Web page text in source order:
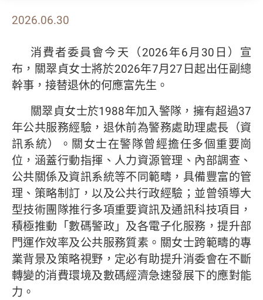
2026.06.30
消費者委員會今天（2026年6月30日）宣
布，關翠貞女士將於2026年7月27日起出任副總
幹事，接替退休的何應富先生。
關翠貞女士於1988年加入警隊，擁有超過37
年公共服務經驗，退休前為警務處助理處長（資
訊系統）。關女士在警隊曾經擔任多個重要崗
位，涵蓋行動指揮、人力資源管理、內部調查、
公共關係及資訊系統等不同範疇，具備豐富的管
理、策略制訂，以及公共行政經驗；並曾領導大
型技術團隊推行多項重要資訊及通訊科技項目，
積極推動「數碼警政」及各電子化服務，提升部
門運作效率及公共服務質素。關女士跨範疇的專
業背景及策略視野，定必有助提升消委會在不斷
轉變的消費環境及數碼經濟急速發展下的應對能
力。